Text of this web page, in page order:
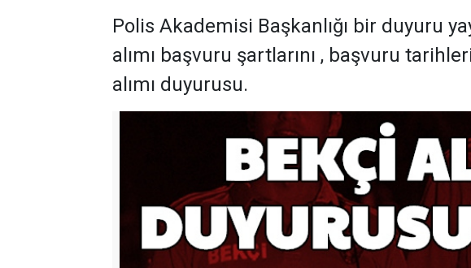
Polis Akademisi Başkanlığı bir duyuru
alımı başvuru şartlarını , başvuru
alımı duyurusu.